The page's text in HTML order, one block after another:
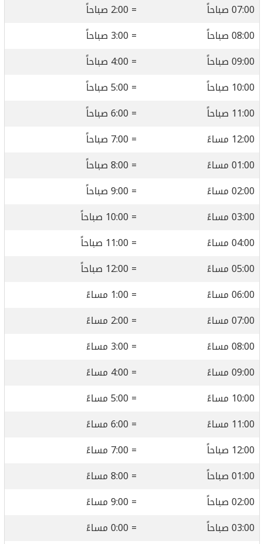
07:00 صباحاً
= 2:00 صباحاً
08:00 صباحاً
= 3:00 صباحاً
09:00 صباحاً
= 4:00 صباحاً
10:00 صباحاً
= 5:00 صباحاً
11:00 صباحاً
= 6:00 صباحاً
12:00 مساءً
= 7:00 صباحاً
01:00 مساءً
= 8:00 صباحاً
02:00 مساءً
= 9:00 صباحاً
03:00 مساءً
= 10:00 صباحاً
04:00 مساءً
= 11:00 صباحاً
05:00 مساءً
= 12:00 صباحاً
06:00 مساءً
= 1:00 مساءً
07:00 مساءً
= 2:00 مساءً
08:00 مساءً
= 3:00 مساءً
09:00 مساءً
= 4:00 مساءً
10:00 مساءً
= 5:00 مساءً
11:00 مساءً
= 6:00 مساءً
12:00 صباحاً
= 7:00 مساءً
01:00 صباحاً
= 8:00 مساءً
02:00 صباحاً
= 9:00 مساءً
03:00 صباحاً
= 0:00 مساءً